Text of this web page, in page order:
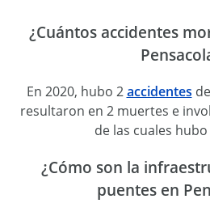
¿Cuántos accidentes
En 2020, hubo 2accidentes
resultaron en 2 muertes e
de las cuales
¿Cómo son la
puentes en